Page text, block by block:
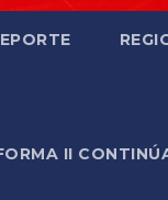
II